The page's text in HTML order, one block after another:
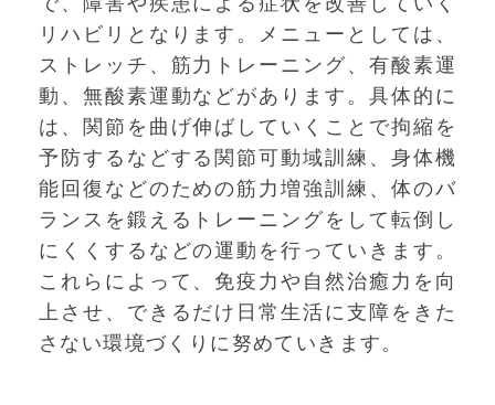
リハビリとなります。メニューとしては、
ストレッチ、筋力トレーニング、有酸素運
動、無酸素運動などがあります。具体的に
は、関節を曲げ伸ばしていくことで拘縮を
予防するなどする関節可動域訓練、身体機
能回復などのための筋力増強訓練、体のバ
ランスを鍛えるトレーニングをして転倒し
にくくするなどの運動を行っていきます。
これらによって、免疫力や自然治癒力を向
上させ、できるだけ日常生活に支障をきた
さない環境づくりに努めていきます。